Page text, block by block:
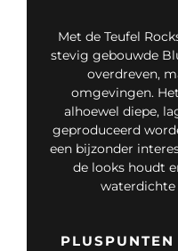
Met de Teufel
stevig gebouwde
overdreven,
omgevingen.
alhoewel diepe,
geproduceerd
een bijzonder
de looks houdt
waterdichte
PLUSPUNTEN